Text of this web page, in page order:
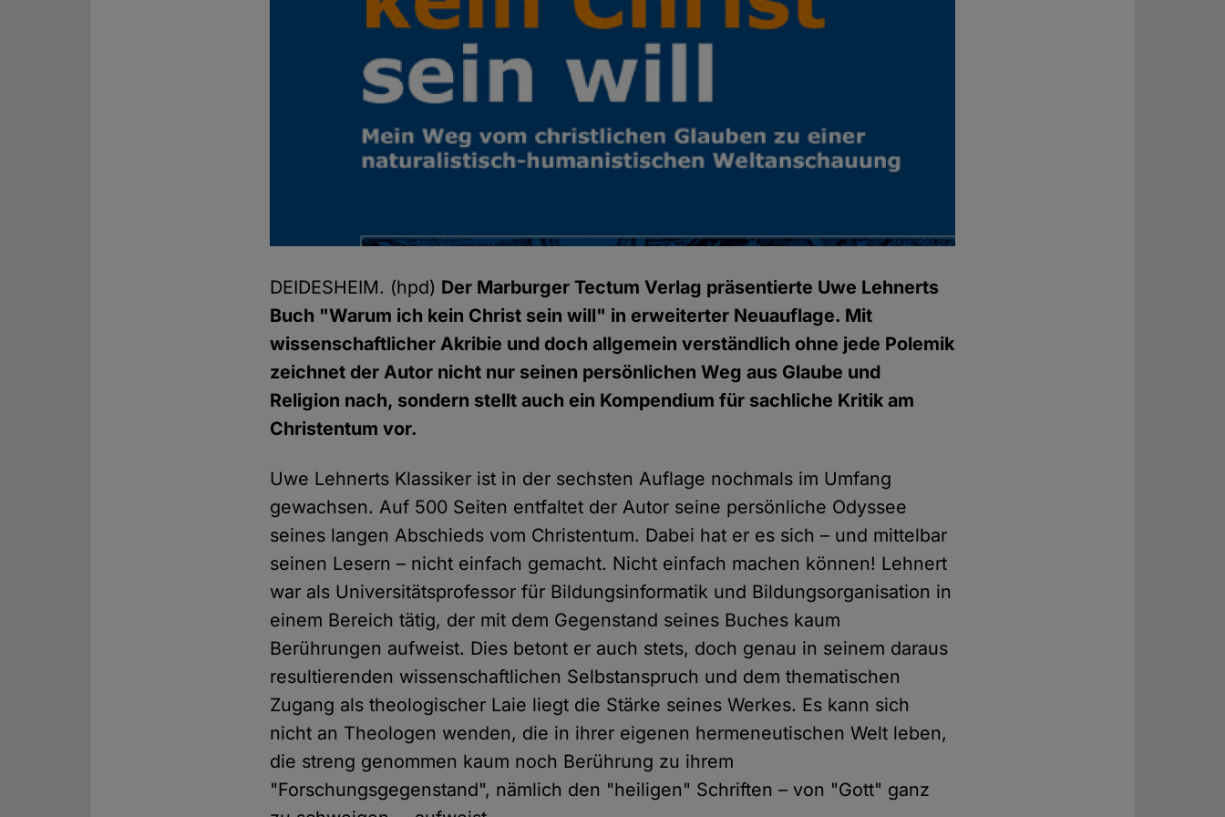
DEIDESHEIM. (hpd) Der Marburger Tectum Verlag präsentierte Uwe Lehnerts
Buch "Warum ich kein Christ sein will" in erweiterter Neuauflage. Mit
wissenschaftlicher Akribie und doch allgemein verständlich ohne jede Polemik
zeichnet der Autor nicht nur seinen persönlichen Weg aus Glaube und
Religion nach, sondern stellt auch ein Kompendium für sachliche Kritik am
Christentum vor.
Uwe Lehnerts Klassiker ist in der sechsten Auflage nochmals im Umfang
gewachsen. Auf 500 Seiten entfaltet der Autor seine persönliche Odyssee
seines langen Abschieds vom Christentum. Dabei hat er es sich – und mittelbar
seinen Lesern – nicht einfach gemacht. Nicht einfach machen können! Lehnert
war als Universitätsprofessor für Bildungsinformatik und Bildungsorganisation in
einem Bereich tätig, der mit dem Gegenstand seines Buches kaum
Berührungen aufweist. Dies betont er auch stets, doch genau in seinem daraus
resultierenden wissenschaftlichen Selbstanspruch und dem thematischen
Zugang als theologischer Laie liegt die Stärke seines Werkes. Es kann sich
nicht an Theologen wenden, die in ihrer eigenen hermeneutischen Welt leben,
die streng genommen kaum noch Berührung zu ihrem
"Forschungsgegenstand", nämlich den "heiligen" Schriften – von "Gott" ganz